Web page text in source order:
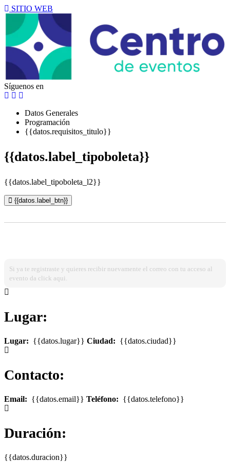
SITIO WEB
Síguenos en
Datos Generales
Programación
{{datos.requisitos_titulo}}
{{datos.label_tipoboleta}}
{{datos.label_tipoboleta_l2}}
{{datos.label_btn}}
Si ya te registraste y quieres recibir nuevamente el correo con tu acceso al
evento da click aqui.
Lugar:
Lugar: {{datos.lugar}} Ciudad: {{datos.ciudad}}
Contacto:
Email: {{datos.email}} Teléfono: {{datos.telefono}}
Duración:
{{datos.duracion}}